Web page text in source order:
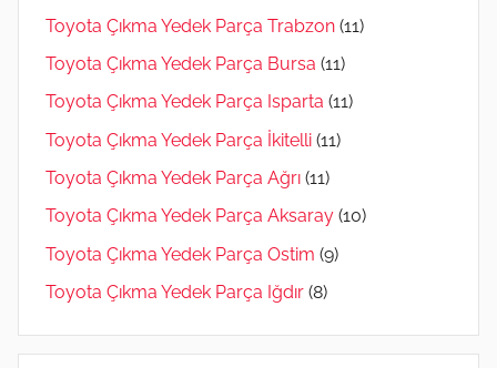
Toyota Çıkma Yedek Parça Trabzon (11)
Toyota Çıkma Yedek Parça Bursa (11)
Toyota Çıkma Yedek Parça Isparta (11)
Toyota Çıkma Yedek Parça İkitelli (11)
Toyota Çıkma Yedek Parça Ağrı (11)
Toyota Çıkma Yedek Parça Aksaray (10)
Toyota Çıkma Yedek Parça Ostim (9)
Toyota Çıkma Yedek Parça Iğdır (8)